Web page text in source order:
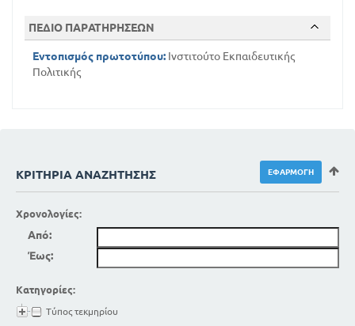
ΠΕΔΙΟ ΠΑΡΑΤΗΡΗΣΕΩΝ
Εντοπισμός πρωτοτύπου: Ινστιτούτο Εκπαιδευτικής
Πολιτικής
ΚΡΙΤΉΡΙΑ ΑΝΑΖΉΤΗΣΗΣ
Χρονολογίες:
Από:
Έως:
Κατηγορίες:
Τύπος τεκμηρίου